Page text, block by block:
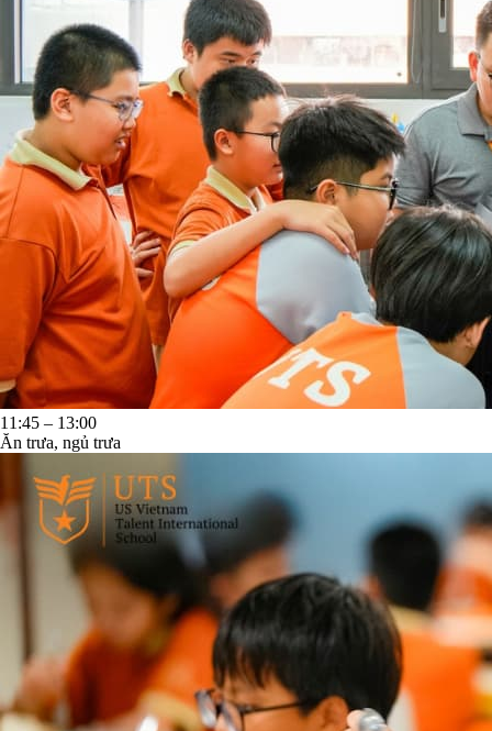
11:45 – 13:00
Ăn trưa, ngủ trưa